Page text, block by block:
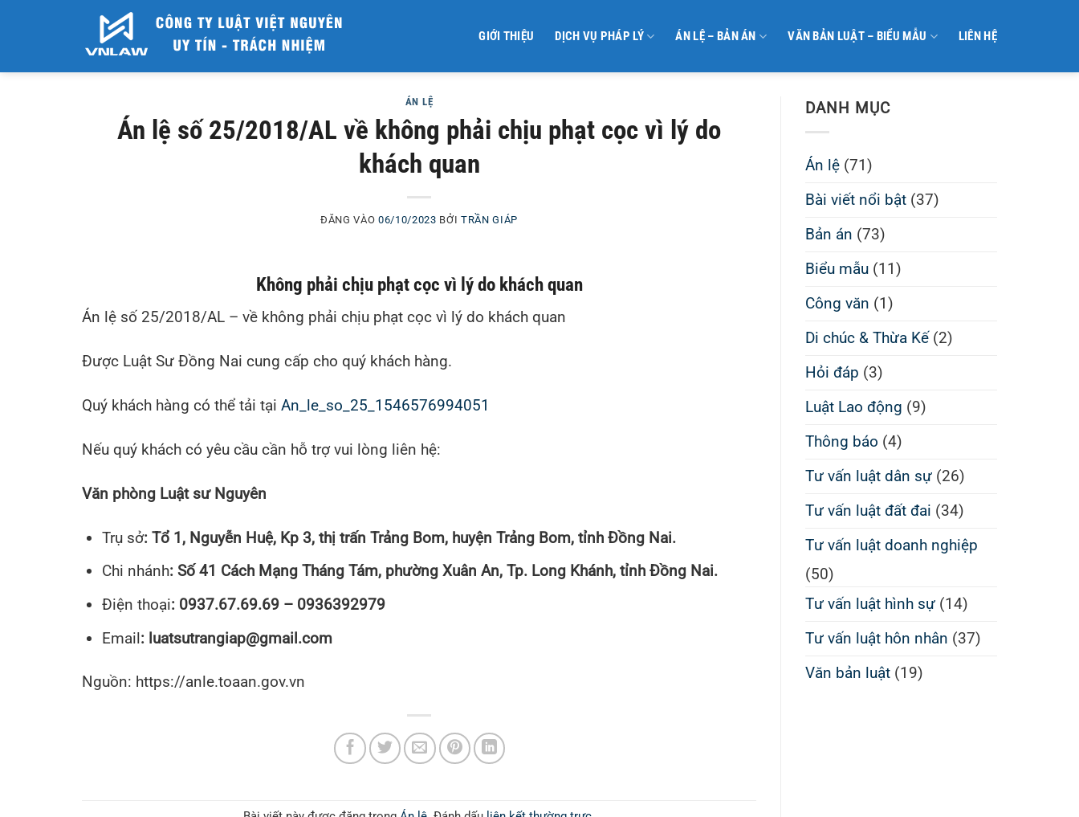
GIỚI THIỆU DỊCH VỤ PHÁP LÝ ÁN LỆ – BẢN ÁN VĂN BẢN LUẬT – BIỂU MẪU LIÊN HỆ
ÁN LỆ
Án lệ số 25/2018/AL về không phải chịu phạt cọc vì lý do
khách quan
ĐĂNG VÀO 06/10/2023 BỞITRẦN GIÁP
Không phải chịu phạt cọc vì lý do khách quan
Án lệ số 25/2018/AL – về không phải chịu phạt cọc vì lý do khách quan
Được Luật Sư Đồng Nai cung cấp cho quý khách hàng.
Quý khách hàng có thể tải tại An_le_so_25_1546576994051
Nếu quý khách có yêu cầu cần hỗ trợ vui lòng liên hệ:
Văn phòng Luật sư Nguyên
Trụ sở: Tổ 1, Nguyễn Huệ, Kp 3, thị trấn Trảng Bom, huyện Trảng Bom, tỉnh Đồng Nai.
Chi nhánh: Số 41 Cách Mạng Tháng Tám, phường Xuân An, Tp. Long Khánh, tỉnh Đồng Nai.
Điện thoại: 0937.67.69.69 – 0936392979
Email: luatsutrangiap@gmail.com
Nguồn: https://anle.toaan.gov.vn
DANH MỤC
Án lệ (71)
Bài viết nổi bật (37)
Bản án (73)
Biểu mẫu (11)
Công văn (1)
Di chúc & Thừa Kế(2)
Hỏi đáp (3)
Luật Lao động (9)
Thông báo (4)
Tư vấn luật dân sự (26)
Tư vấn luật đất đai (34)
Tư vấn luật doanh nghiệp
(50)
Tư vấn luật hình sự (14)
Tư vấn luật hôn nhân (37)
Văn bản luật (19)